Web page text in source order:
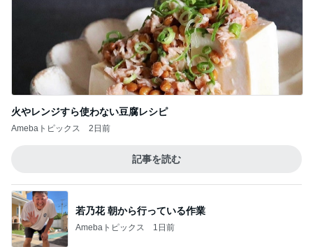
火やレンジすら使わない豆腐レシピ
Amebaトピックス 2日前
記事を読む
若乃花 朝から行っている作業
Amebaトピックス 1日前